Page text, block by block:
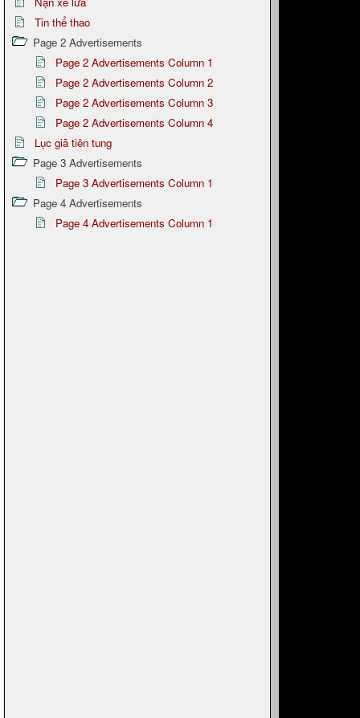
Tin thể thao
Page 2 Advertisements
Page 2 Advertisements Column 1
Page 2 Advertisements Column 2
Page 2 Advertisements Column 3
Page 2 Advertisements Column 4
Lục giã tiên tung
Page 3 Advertisements
Page 3 Advertisements Column 1
Page 4 Advertisements
Page 4 Advertisements Column 1